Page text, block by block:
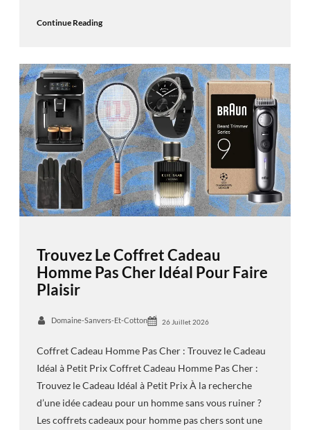
Continue Reading
Trouvez Le Coffret Cadeau
Homme Pas Cher Idéal Pour Faire
Plaisir
Domaine-Sanvers-Et-Cotton 26 Juillet 2026
Coffret Cadeau Homme Pas Cher : Trouvez le Cadeau
Idéal à Petit Prix Coffret Cadeau Homme Pas Cher :
Trouvez le Cadeau Idéal à Petit Prix À la recherche
d’une idée cadeau pour un homme sans vous ruiner ?
Les coffrets cadeaux pour homme pas chers sont une